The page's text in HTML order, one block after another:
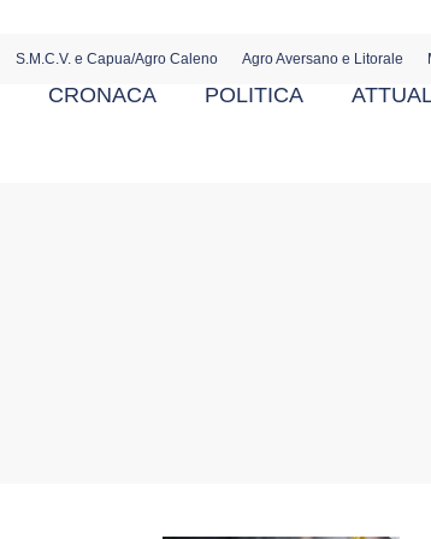
S.M.C.V. e Capua/Agro Caleno Agro Aversano e Litorale
CRONACA POLITICA